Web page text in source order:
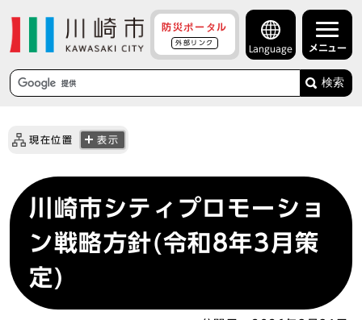
防災ポータル
外部リンク
Language メニュー
検索
現在位置 表示
川崎市シティプロモーショ
ン戦略方針(令和8年3月策
定)